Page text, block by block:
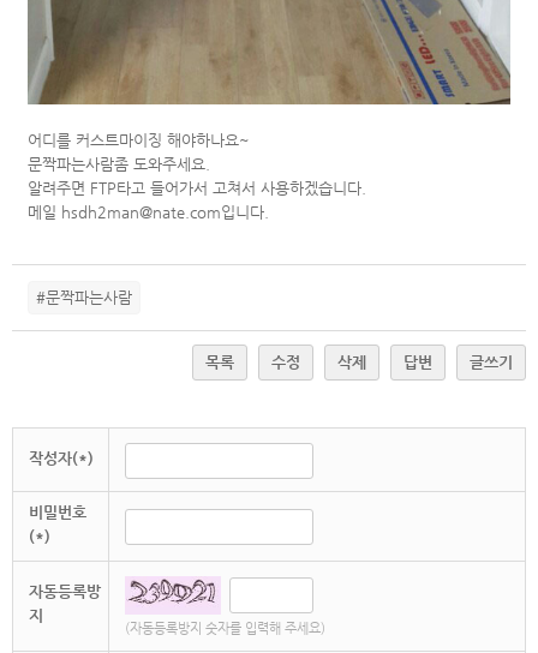
어디를 커스트마이징 해야하나요~
문짝파는사람좀 도와주세요.
알려주면 FTP타고 들어가서 고쳐서 사용하겠습니다.
메일 hsdh2man@nate.com입니다.
#문짝파는사람
목록 수정 삭제 답변 글쓰기
작성자(*)
비밀번호
(*)
자동등록방
지
(자동등록방지 숫자를 입력해 주세요)